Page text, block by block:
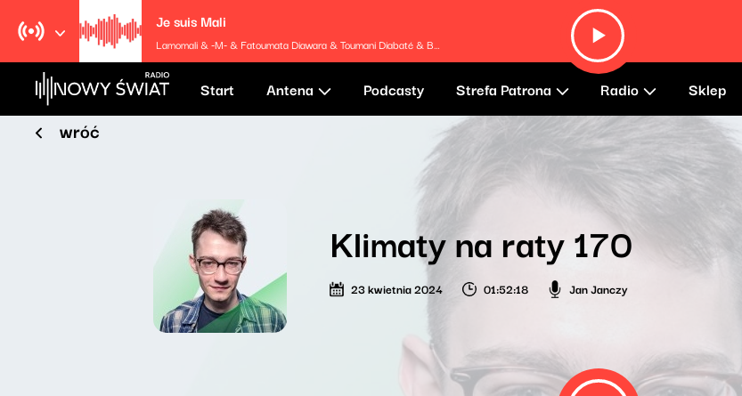
Je suis Mali
Lamomali & -M- & Fatoumata Diawara & Toumani Diabaté & Balla Diabaté
Start Antena Podcasty Strefa Patrona Radio Sklep
wróć
Klimaty na raty 170
23 kwietnia 2024 01:52:18 Jan Janczy